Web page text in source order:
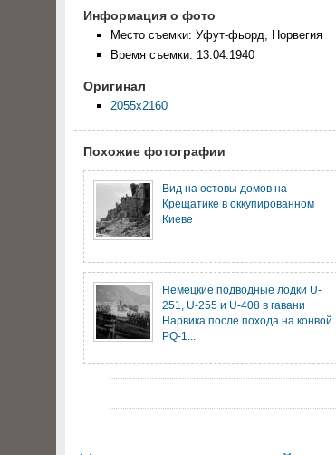
Информация о фото
Место съемки: Уфут-фьорд, Норвегия
Время съемки: 13.04.1940
Оригинал
2055x2160
Похожие фотографии
Вид на остовы домов на
Крещатике в оккупированном
Киеве
Немецкие подводные лодки U-
251, U-255 и U-408 в гавани
Нарвика после похода на конвой
PQ-1...